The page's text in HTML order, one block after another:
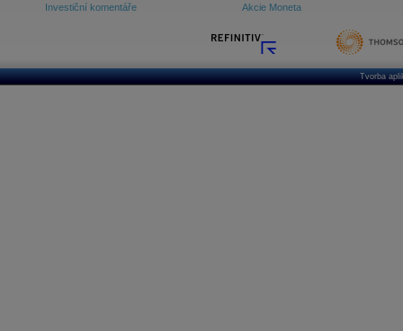
Investiční komentáře
Akcie Moneta
Tvorba